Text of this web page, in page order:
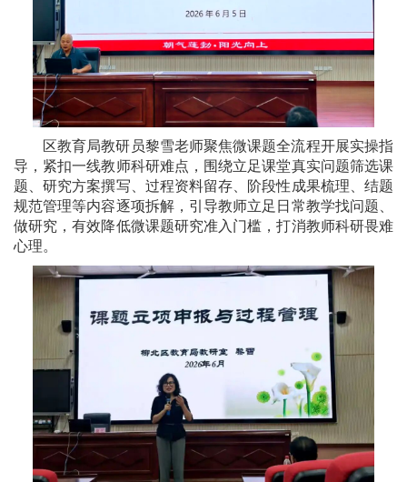
区教育局教研员黎雪老师聚焦微课题全流程开展实操指
导，紧扣一线教师科研难点，围绕立足课堂真实问题筛选课
题、研究方案撰写、过程资料留存、阶段性成果梳理、结题
规范管理等内容逐项拆解，引导教师立足日常教学找问题、
做研究，有效降低微课题研究准入门槛，打消教师科研畏难
心理。